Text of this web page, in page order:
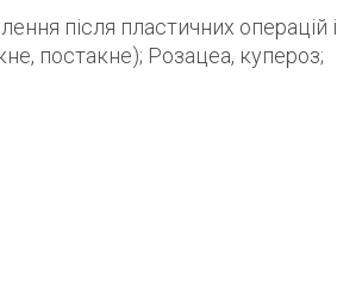
після пластичних операцій і
постакне); Розацеа, купероз;